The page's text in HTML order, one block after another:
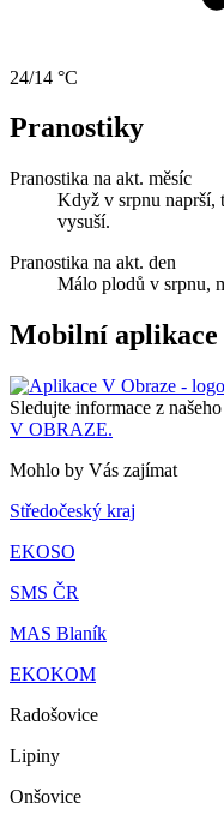
24/14 °C
Pranostiky
Pranostika na akt. měsíc
Když v srpnu naprší,
vysuší.
Pranostika na akt. den
Málo plodů v srpnu,
Mobilní aplikace
Sledujte informace z
V OBRAZE.
Mohlo by Vás zajímat
Středočeský kraj
EKOSO
SMS ČR
MAS Blaník
EKOKOM
Radošovice
Lipiny
Onšovice